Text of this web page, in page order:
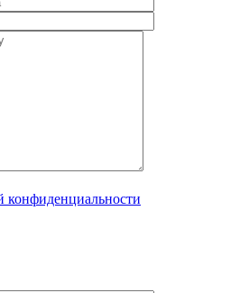
конфиденциальности